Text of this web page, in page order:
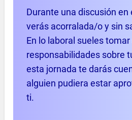
Durante una discusión en
verás acorralada/o y sin
En lo laboral sueles
responsabilidades sobre
esta jornada te darás
alguien pudiera estar
ti.